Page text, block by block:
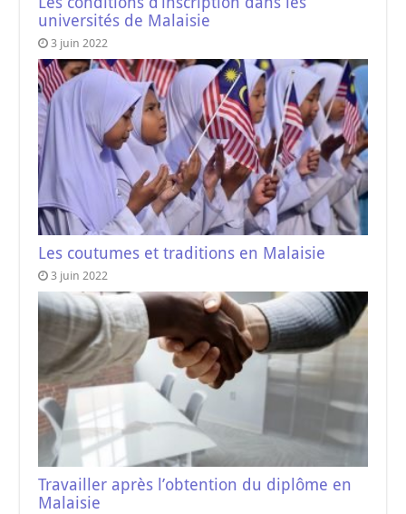
universités de Malaisie
3 juin 2022
Les coutumes et traditions en Malaisie
3 juin 2022
Travailler après l’obtention du diplôme en
Malaisie